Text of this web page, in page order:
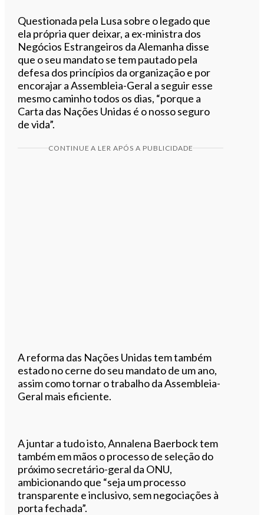
Questionada pela Lusa sobre o legado que
ela própria quer deixar, a ex-ministra dos
Negócios Estrangeiros da Alemanha disse
que o seu mandato se tem pautado pela
defesa dos princípios da organização e por
encorajar a Assembleia-Geral a seguir esse
mesmo caminho todos os dias, “porque a
Carta das Nações Unidas é o nosso seguro
de vida”.
CONTINUE A LER APÓS A PUBLICIDADE
A reforma das Nações Unidas tem também
estado no cerne do seu mandato de um ano,
assim como tornar o trabalho da Assembleia-
Geral mais eficiente.
A juntar a tudo isto, Annalena Baerbock tem
também em mãos o processo de seleção do
próximo secretário-geral da ONU,
ambicionando que “seja um processo
transparente e inclusivo, sem negociações à
porta fechada”.